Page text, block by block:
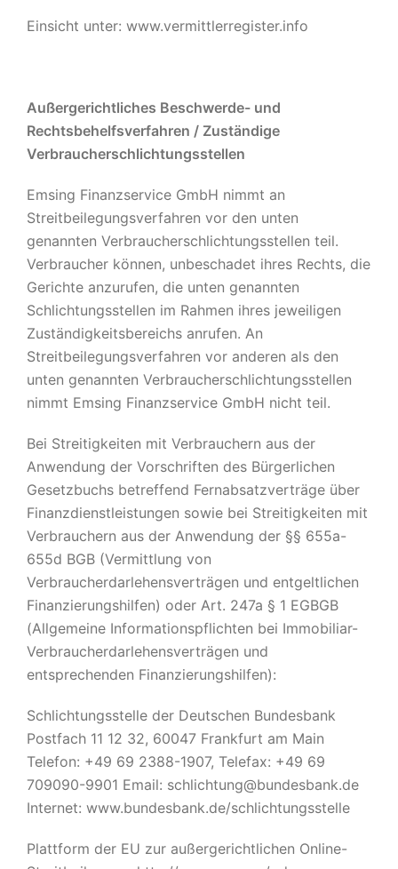
Einsicht unter: www.vermittlerregister.info
Außergerichtliches Beschwerde- und
Rechtsbehelfsverfahren / Zuständige
Verbraucherschlichtungsstellen
Emsing Finanzservice GmbH nimmt an
Streitbeilegungsverfahren vor den unten
genannten Verbraucherschlichtungsstellen teil.
Verbraucher können, unbeschadet ihres Rechts, die
Gerichte anzurufen, die unten genannten
Schlichtungsstellen im Rahmen ihres jeweiligen
Zuständigkeitsbereichs anrufen. An
Streitbeilegungsverfahren vor anderen als den
unten genannten Verbraucherschlichtungsstellen
nimmt Emsing Finanzservice GmbH nicht teil.
Bei Streitigkeiten mit Verbrauchern aus der
Anwendung der Vorschriften des Bürgerlichen
Gesetzbuchs betreffend Fernabsatzverträge über
Finanzdienstleistungen sowie bei Streitigkeiten mit
Verbrauchern aus der Anwendung der §§ 655a-
655d BGB (Vermittlung von
Verbraucherdarlehensverträgen und entgeltlichen
Finanzierungshilfen) oder Art. 247a § 1 EGBGB
(Allgemeine Informationspflichten bei Immobiliar-
Verbraucherdarlehensverträgen und
entsprechenden Finanzierungshilfen):
Schlichtungsstelle der Deutschen Bundesbank
Postfach 11 12 32, 60047 Frankfurt am Main
Telefon: +49 69 2388-1907, Telefax: +49 69
709090-9901 Email: schlichtung@bundesbank.de
Internet: www.bundesbank.de/schlichtungsstelle
Plattform der EU zur außergerichtlichen Online-